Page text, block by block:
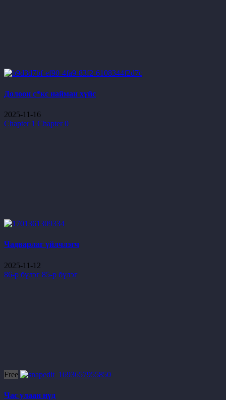
Долоон с*кс найман хүйс
2025-11-16
Chapter 1 Chapter 0
Чадварлаг үйлчлэгч
2025-11-12
86-р бүлэг 85-р бүлэг
Free
Час улаан нүд